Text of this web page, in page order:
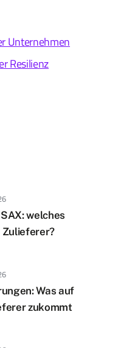
Unternehmen
Resilienz
welches
Zulieferer?
Was auf
zukommt